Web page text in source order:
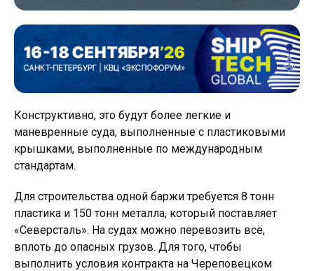
Конструктивно, это будут более легкие и
маневренные суда, выполненные с пластиковыми
крышками, выполненные по международным
стандартам.
Для строительства одной баржи требуется 8 тонн
пластика и 150 тонн металла, который поставляет
«Северсталь». На судах можно перевозить всё,
вплоть до опасных грузов. Для того, чтобы
выполнить условия контракта на Череповецком